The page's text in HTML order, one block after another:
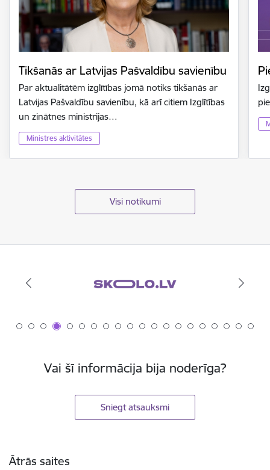
Tikšanās ar Latvijas Pašvaldību savienību
Par aktualitātēm izglītības jomā notiks tikšanās ar
Latvijas Pašvaldību savienību, kā arī citiem Izglītības
un zinātnes ministrijas…
Ministres aktivitātes
Visi notikumi
Vai šī informācija bija noderīga?
Sniegt atsauksmi
Ātrās saites